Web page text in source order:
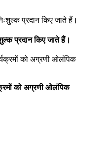
प्रदान किए जाते हैं।
को अग्रणी ओलंपिक